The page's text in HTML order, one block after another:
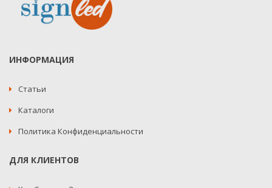
ИНФОРМАЦИЯ
Статьи
Каталоги
Политика Конфиденциальности
ДЛЯ КЛИЕНТОВ